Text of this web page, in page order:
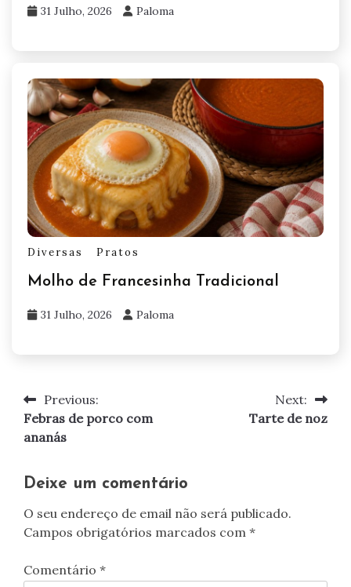
31 Julho, 2026 Paloma
Diversas Pratos
Molho de Francesinha Tradicional
31 Julho, 2026 Paloma
Navegação
de
Previous:
Febras de porco com
ananás
Next:
Tarte de noz
Deixe um comentário
O seu endereço de email não será publicado.
Campos obrigatórios marcados com *
Comentário *